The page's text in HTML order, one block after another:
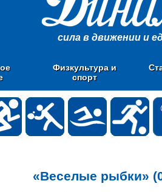
сила в движении и
Физкультура и
спорт
«Веселые рыбки»